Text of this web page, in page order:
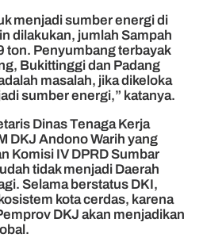
menjadi sumber energi di
dilakukan, jumlah Sampah
ton. Penyumbang terbayak
Bukittinggi dan Padang
masalah, jika dikeloka
sumber energi,” katanya.
Dinas Tenaga Kerja
DKJ Andono Warih yang
Komisi IV DPRD Sumbar
tidak menjadi Daerah
Selama berstatus DKI,
kota cerdas, karena
DKJ akan menjadikan